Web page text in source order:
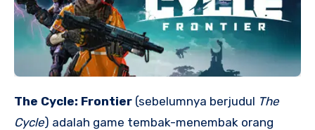
The Cycle: Frontier (sebelumnya berjudul The
Cycle) adalah game tembak-menembak orang